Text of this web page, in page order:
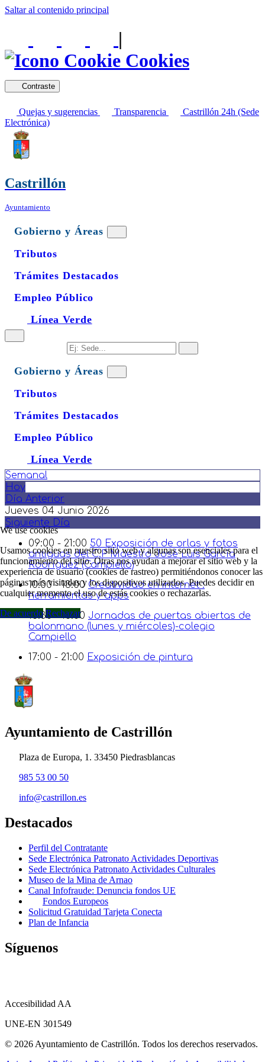
Saltar al contenido principal
|
Cookies
Contraste
Quejas y sugerencias Transparencia
Castrillón 24h (Sede
Electrónica)
Castrillón
Ayuntamiento
Gobierno y Áreas
Tributos
Trámites Destacados
Empleo Público
Línea Verde
Gobierno y Áreas
Tributos
Trámites Destacados
Empleo Público
Línea Verde
Semanal
Hoy
Día Anterior
Jueves 04 Junio 2026
Siguiente Día
09:00 - 21:00 50 Exposición de orlas y fotos
antiguas del C.P Maestro José Luis García
Rodríguez (Campiello)
10:00 - 13:00 Creatividad en internet :
herramientas y apps
16:30 - 18:00 Jornadas de puertas abiertas de
balonmano (lunes y miércoles)-colegio
Campiello
17:00 - 21:00 Exposición de pintura
Ayuntamiento de Castrillón
Plaza de Europa, 1. 33450 Piedrasblancas
985 53 00 50
info@castrillon.es
Destacados
Perfil del Contratante
Sede Electrónica Patronato Actividades Deportivas
Sede Electrónica Patronato Actividades Culturales
Museo de la Mina de Arnao
Canal Infofraude: Denuncia fondos UE
Fondos Europeos
Solicitud Gratuidad Tarjeta Conecta
Plan de Infancia
Síguenos
Accesibilidad AA
UNE-EN 301549
© 2026 Ayuntamiento de Castrillón. Todos los derechos reservados.
We use cookies
Usamos cookies en nuestro sitio web y algunas son esenciales para el
funcionamiento del sitio. Otras nos ayudan a mejorar el sitio web y la
experiencia de usuario (cookies de rastreo) permitiéndonos conocer las
páginas más visitadas y los dispositivos utilizados. Puedes decidir en
cualquier momento el uso de estás cookies o rechazarlas.
De acuerdo Rechazar